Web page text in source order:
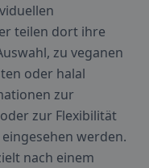
teilen dort ihre
zu veganen
oder halal
zur
zur Flexibilität
werden.
nach einem